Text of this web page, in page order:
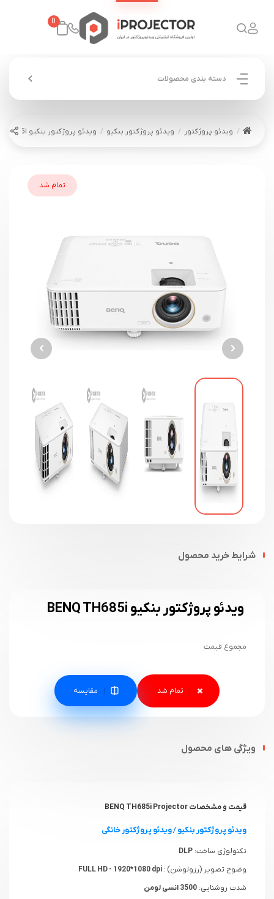
0
دسته بندی محصولات
ویدئو پروژکتور ویدئو پروژکتور بنکیو ویدئو پروژکتور بنکیو BENQ TH685i
تمام شد
شرایط خرید محصول
ویدئو پروژکتور بنکیو BENQ TH685i
مجموع قیمت
مقایسه
ویژگی های محصول
قیمت و مشخصات BENQ TH685i Projector
ویدئو پروژکتور بنکیو/ویدئو پروژکتور خانگی
تکنولوژی ساخت: DLP
وضوح تصویر (رزولوشن) :
شدت روشنایی: 3500 انسی لومن